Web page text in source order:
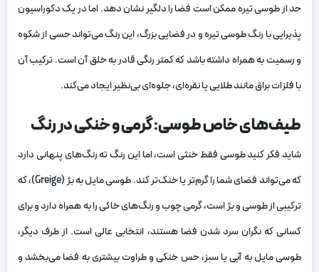
حد از طوسی تیره ممکن است فضا را دلگیر نشان دهد. اما در یک دکوراسیون
پذیرایی با رنگ طوسی تیره و در فضایی بزرگ، این رنگ می‌تواند حسی از شکوه
و رسمیت به همراه داشته باشد که کمتر رنگی قادر به خلق آن است. ترکیب آن
با فلزات براق مانند طلایی یا نقره‌ای، جلوه‌ای بی‌نظیر ایجاد می‌کند.
طیف‌های خاص طوسی: گرمی و خنکی در رنگ
شاید فکر کنید طوسی فقط خنثی است، اما این رنگ ته رنگ‌های پنهانی دارد
که می‌تواند فضای شما را گرم‌تر یا خنک‌تر کند. طوسی مایل به بژ (Greige)، که
ترکیبی از طوسی و بژ است، گرمی چوب و رنگ‌های خاکی را به همراه دارد و برای
کسانی که نگران سرد شدن فضا هستند، انتخابی عالی است. از طرف دیگر،
طوسی مایل به آبی یا سبز، حس خنکی و طراوت بیشتری به فضا می‌بخشد و